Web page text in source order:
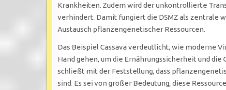
Krankheiten. Zudem wird der unkontrollierte
verhindert. Damit fungiert die DSMZ als zentrale
Austausch pflanzengenetischer Ressourcen.
Das Beispiel Cassava verdeutlicht, wie moderne
Hand gehen, um die Ernährungssicherheit und
schließt mit der Feststellung, dass
sind. Es sei von großer Bedeutung, diese